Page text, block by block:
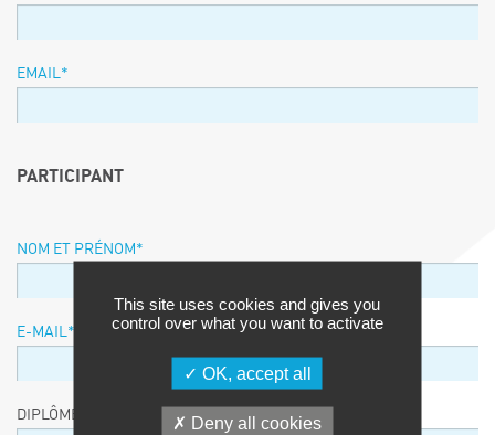
EMAIL *
PARTICIPANT
NOM ET PRÉNOM *
E-MAIL *
DIPLÔME / EQUIVALENCE / NIVEAU
This site uses cookies and gives you
control over what you want to activate
OK, accept all
Deny all cookies